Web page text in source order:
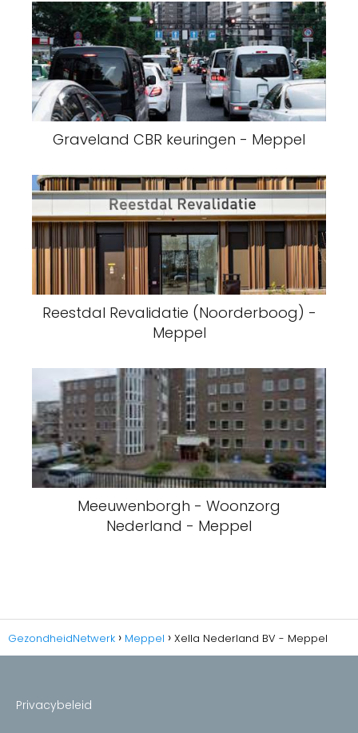
Graveland CBR keuringen - Meppel
Reestdal Revalidatie (Noorderboog) -
Meppel
Meeuwenborgh - Woonzorg
Nederland - Meppel
GezondheidNetwerk Meppel Xella Nederland BV - Meppel
Privacybeleid